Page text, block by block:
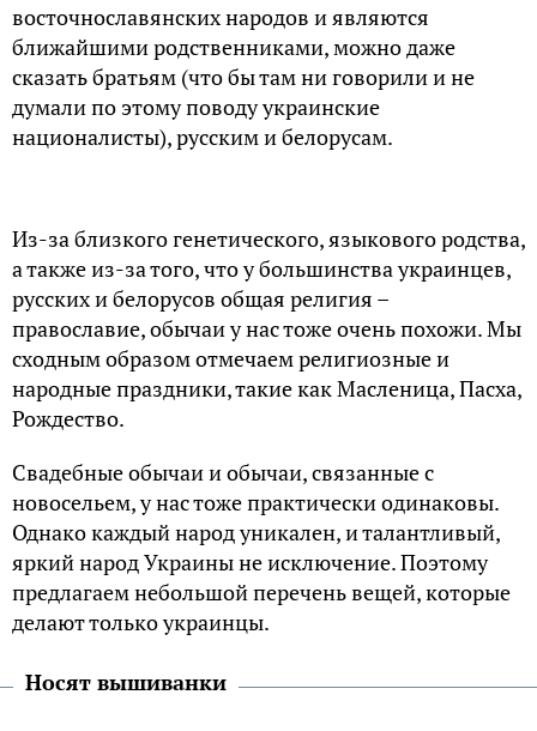
восточнославянских народов и являются
ближайшими родственниками, можно даже
сказать братьям (что бы там ни говорили и не
думали по этому поводу украинские
националисты), русским и белорусам.
Из-за близкого генетического, языкового родства,
а также из-за того, что у большинства украинцев,
русских и белорусов общая религия –
православие, обычаи у нас тоже очень похожи. Мы
сходным образом отмечаем религиозные и
народные праздники, такие как Масленица, Пасха,
Рождество.
Свадебные обычаи и обычаи, связанные с
новосельем, у нас тоже практически одинаковы.
Однако каждый народ уникален, и талантливый,
яркий народ Украины не исключение. Поэтому
предлагаем небольшой перечень вещей, которые
делают только украинцы.
Носят вышиванки